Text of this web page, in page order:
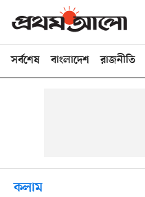
সর্বশেষ বাংলাদেশ রাজনীতি
কলাম